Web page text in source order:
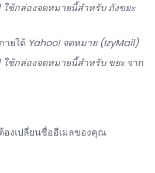
ใช้กล่องจดหมายนี้สำหรับ ถังขยะ
ยใต้ Yahoo! จดหมาย (IzyMail)
ใช้กล่องจดหมายนี้สำหรับ ขยะ จาก
องเปลี่ยนชื่ออีเมลของคุณ